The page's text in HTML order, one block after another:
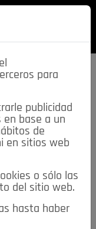
para
publicidad
en base a un
de
en sitios web
o sólo las
del sitio web.
hasta haber